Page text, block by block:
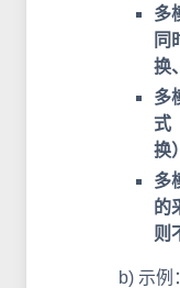
多
同
换
多
式
换
多
的
则
b) 示